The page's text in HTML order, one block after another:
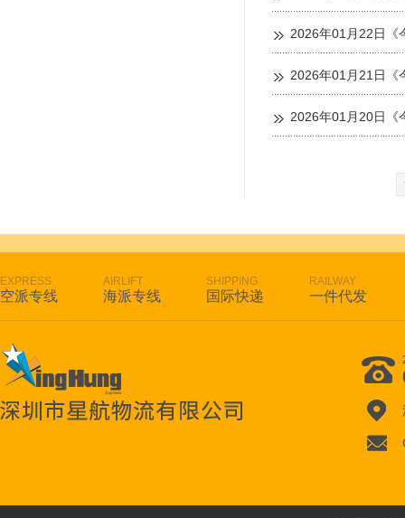
2026年01月22日《
2026年01月21日《
2026年01月20日《
EXPRESS
空派专线
AIRLIFT
海派专线
SHIPPING
国际快递
RAILWAY
一件代发